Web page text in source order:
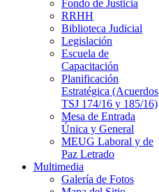
Fondo de Justicia
RRHH
Biblioteca Judicial
Legislación
Escuela de
Capacitación
Planificación
Estratégica (Acuerdos
TSJ 174/16 y 185/16)
Mesa de Entrada
Única y General
MEUG Laboral y de
Paz Letrado
Multimedia
Galería de Fotos